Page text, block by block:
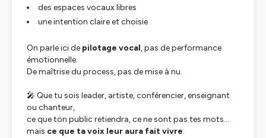
des espaces vocaux libres
une intention claire et choisie
On parle ici de pilotage vocal, pas de performance
émotionnelle.
De maîtrise du process, pas de mise à nu.
🎤 Que tu sois leader, artiste, conférencier, enseignant
ou chanteur,
ce que ton public retiendra, ce ne sont pas tes mots…
mais ce que ta voix leur aura fait vivre.